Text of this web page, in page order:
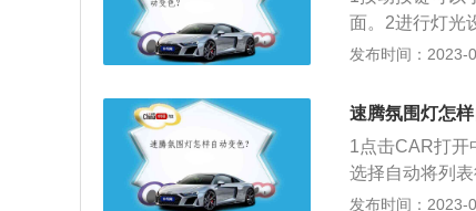
车身长度为
e300属于标准
面。2进行灯光
置即可。
发布时间：2023-
速腾氛围灯怎
1点击CAR打开
选择自动将列
框，点击之后，
发布时间：2023-